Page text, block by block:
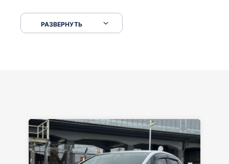
что заполнить, куда зайти, образцы и т.д. После
приехал за авто. Меня тепло встретили Сергей с
РАЗВЕРНУТЬ